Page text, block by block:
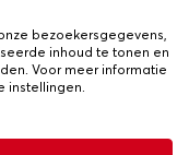
en cookiebeleid
bezoekersgegevens,
inhoud te tonen en
Voor meer informatie
instellingen.